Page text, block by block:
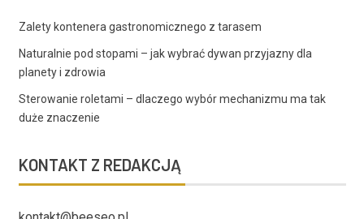
Zalety kontenera gastronomicznego z tarasem
Naturalnie pod stopami – jak wybrać dywan przyjazny dla
planety i zdrowia
Sterowanie roletami – dlaczego wybór mechanizmu ma tak
duże znaczenie
KONTAKT Z REDAKCJĄ